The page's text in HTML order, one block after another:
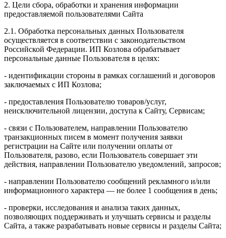
2. Цели сбора, обработки и хранения информации
предоставляемой пользователями Сайта
2.1. Обработка персональных данных Пользователя
осуществляется в соответствии с законодательством
Российской Федерации. ИП Козловa обрабатывает
персональные данные Пользователя в целях:
- идентификации стороны в рамках соглашений и договоров
заключаемых с ИП Козлова;
- предоставления Пользователю товаров/услуг,
неисключительной лицензии, доступа к Сайту, Сервисам;
- связи с Пользователем, направлении Пользователю
транзакционных писем в момент получения заявки
регистрации на Сайте или получении оплаты от
Пользователя, разово, если Пользователь совершает эти
действия, направлении Пользователю уведомлений, запросов;
- направлении Пользователю сообщений рекламного и/или
информационного характера — не более 1 сообщения в день;
- проверки, исследования и анализа таких данных,
позволяющих поддерживать и улучшать сервисы и разделы
Сайта, а также разрабатывать новые сервисы и разделы Сайта;